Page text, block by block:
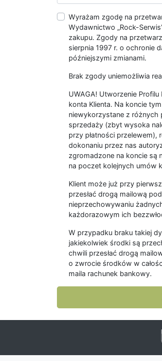
Wyrażam zgodę na
Wydawnictwo „Rock-
zakupu. Zgody na
sierpnia 1997 r. o ochronie
późniejszymi zmianami.
Brak zgody uniemożliwia
UWAGA! Utworzenie
konta Klienta. Na koncie
niewykorzystane z różnych
sprzedaży (zbyt wysoka
przy płatności przelewem),
dokonaniu przez nas
zgromadzone na koncie są
na poczet kolejnych umów
Klient może już przy
przesłać drogą mailową
nieprzechowywaniu
każdorazowym ich
W przypadku braku takiej
jakiekolwiek środki są
chwili przesłać drogą
o zwrocie środków w
maila rachunek bankowy.